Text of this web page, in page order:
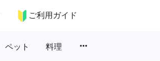
ご利用ガイド
ペット 料理 more_horiz